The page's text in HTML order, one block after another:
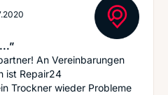
An Vereinbarungen
ist Repair24
Trockner wieder Probleme